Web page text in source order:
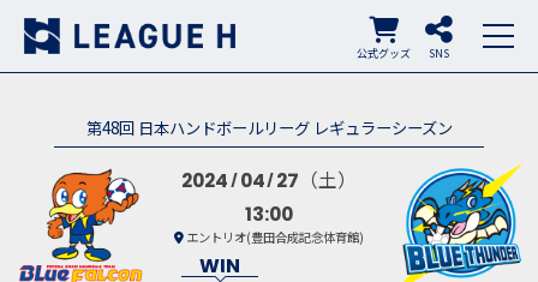
SNS
公式グッズ
第48回 日本ハンドボールリーグ レギュラーシーズン
2024 04 27 （土）
13:00
エントリオ(豊田合成記念体育館)